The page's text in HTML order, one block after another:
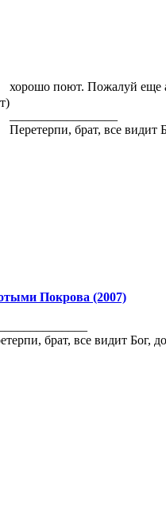
хорошо поют. Пожалуй еще
Пеpетеpпи, бpат, все видит
Покрова (2007)
бpат, все видит Бог,